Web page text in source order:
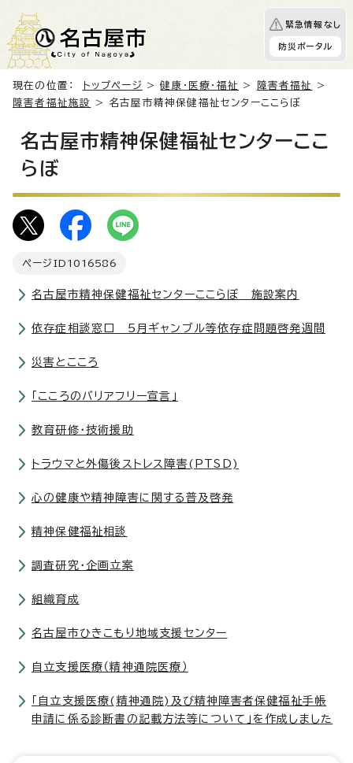
緊急情報なし
防災ポータル
現在の位置： トップページ >健康・医療・福祉 > 障害者福祉
>
障害者福祉施設
> 名古屋市精神保健福祉センターここらぼ
名古屋市精神保健福祉センターここ
らぼ
ページID 1016586
名古屋市精神保健福祉センターここらぼ 施設案内
依存症相談窓口 5月ギャンブル等依存症問題啓発週間
災害とこころ
「こころのバリアフリー宣言」
教育研修・技術援助
トラウマと外傷後ストレス障害(PTSD)
心の健康や精神障害に関する普及啓発
精神保健福祉相談
調査研究・企画立案
組織育成
名古屋市ひきこもり地域支援センター
自立支援医療（精神通院医療）
「自立支援医療(精神通院)及び精神障害者保健福祉手帳
申請に係る診断書の記載方法等について」を作成しました